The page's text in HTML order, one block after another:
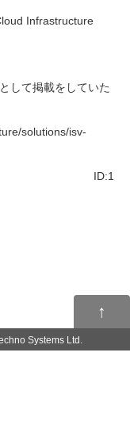
Infrastructure
して掲載をしていた
solutions/isv-
ID:1
↑
Systems Ltd.